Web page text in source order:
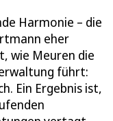
Harmonie – die
eher
wie Meuren die
führt:
Ein Ergebnis ist,